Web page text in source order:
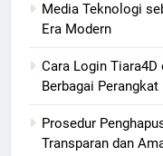
Media Teknologi
Era Modern
Cara Login Tiara4D
Berbagai Perangkat
Prosedur
Transparan dan